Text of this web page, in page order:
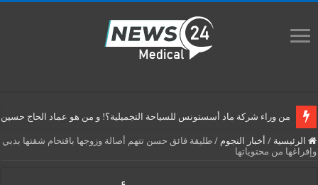
من وراء شركة ماد أسستونس للسياحة التجميلية؟! و من هو عماد الحاج حسين
الرئيسية / أخبار النجوم / طليقة فائق حسن تتهم أصالة وزوجها باقتحام شقتها بدبي
وإفراغها من محتوياتها